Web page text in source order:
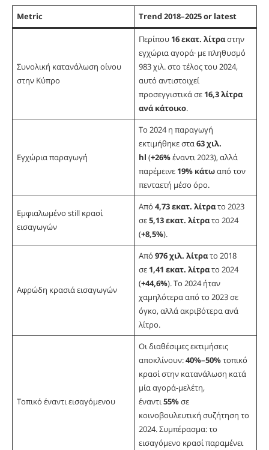
Metric Trend 2018–2025 or latest
Συνολική κατανάλωση οίνου
στην Κύπρο
Περίπου 16 εκατ. λίτραστην
εγχώρια αγορά· με πληθυσμό
983 χιλ. στο τέλος του 2024,
αυτό αντιστοιχεί
προσεγγιστικά σε 16,3 λίτρα
ανά κάτοικο.
Εγχώρια παραγωγή
Το 2024 η παραγωγή
εκτιμήθηκε στα63 χιλ.
hl (+26%έναντι 2023), αλλά
παρέμεινε 19% κάτωαπό τον
πενταετή μέσο όρο.
Εμφιαλωμένο still κρασί
εισαγωγών
Από 4,73 εκατ. λίτρατο 2023
σε5,13 εκατ. λίτρατο 2024
(+8,5%).
Αφρώδη κρασιά εισαγωγών
Από 976 χιλ. λίτρατο 2018
σε 1,41 εκατ. λίτρατο 2024
(+44,6%). Το 2024 ήταν
χαμηλότερα από το 2023 σε
όγκο, αλλά ακριβότερα ανά
λίτρο.
Τοπικό έναντι εισαγόμενου
Οι διαθέσιμες εκτιμήσεις
αποκλίνουν:40%–50%τοπικό
κρασί στην κατανάλωση κατά
μία αγορά-μελέτη,
έναντι55%σε
κοινοβουλευτική συζήτηση το
2024. Συμπέρασμα: το
εισαγόμενο κρασί παραμένει